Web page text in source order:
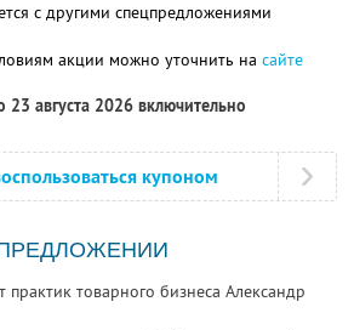
с другими спецпредложениями
акции можно уточнить на сайте
23 августа 2026 включительно
купоном
практик товарного бизнеса Александр